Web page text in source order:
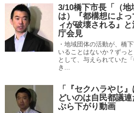
3/10橋下市長「（
は）『都構想によ
ィが破壊される』
庁会見
・地域団体の活動が、橋
いることはないか？ずっ
として、与えられていた
き...
「『セクハラやじ
どいのは自民都議
ぶら下がり動画